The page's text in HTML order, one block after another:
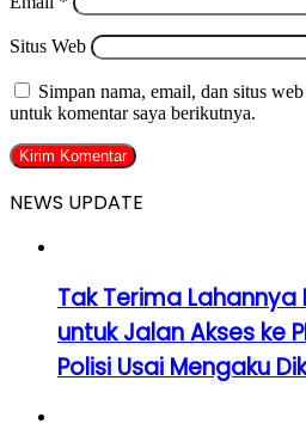
Situs Web
Simpan nama, email, dan situs
untuk komentar saya berikutnya.
NEWS UPDATE
Tak Terima
untuk Jalan Akses ke
Polisi Usai Mengaku